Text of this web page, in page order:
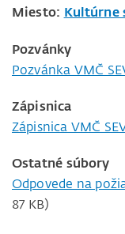
Miesto: Kultúrne
Pozvánky
Pozvánka VMČ
Zápisnica
Zápisnica VMČ
Ostatné súbory
Odpovede na
87 KB)